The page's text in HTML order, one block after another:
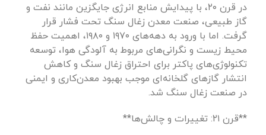
در قرن ۲۰، با پیدایش منابع انرژی جایگزین مانند نفت و
گاز طبیعی، صنعت معدن زغال سنگ تحت فشار قرار
گرفت. اما با ورود به دهه‌های ۱۹۷۰ و ۱۹۸۰، اهمیت حفظ
محیط زیست و نگرانی‌های مربوط به آلودگی هوا، توسعه
تکنولوژی‌های پاکتر برای احتراق زغال سنگ و کاهش
انتشار گازهای گلخانه‌ای موجب بهبود معدن‌کاری و ایمنی
در صنعت زغال سنگ شد.
**قرن ۲۱: تغییرات و چالش‌ها**